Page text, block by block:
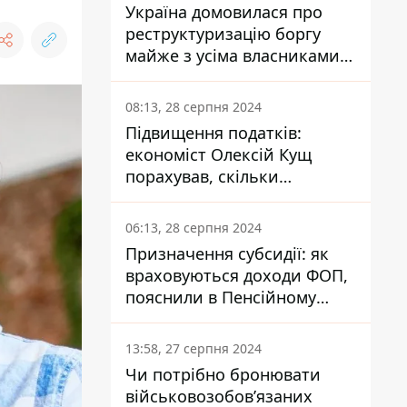
Україна домовилася про
реструктуризацію боргу
майже з усіма власниками
єврооблігацій: що це
означає для країни
08:13, 28 серпня 2024
Підвищення податків:
економіст Олексій Кущ
порахував, скільки
заплатить кожен українець
06:13, 28 серпня 2024
Призначення субсидії: як
враховуються доходи ФОП,
пояснили в Пенсійному
фонді
13:58, 27 серпня 2024
Чи потрібно бронювати
військовозобов’язаних